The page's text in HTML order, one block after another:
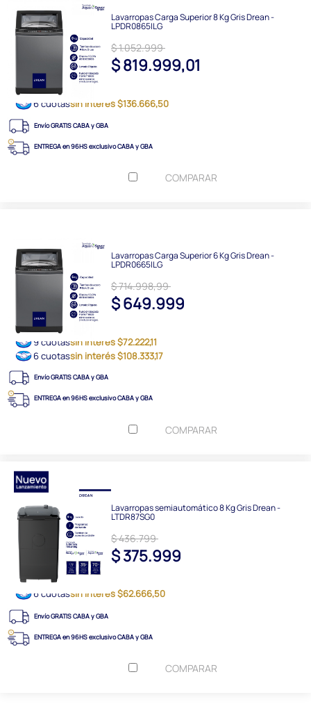
Lavarropas Carga Superior 8 Kg Gris Drean -
LPDR0865ILG
$ 1.052.999
$ 819.999,01
6 cuotassin interés $136.666,50
Envío GRATIS CABA y GBA
ENTREGA en 96HS exclusivo CABA y GBA
COMPARAR
Lavarropas Carga Superior 6 Kg Gris Drean -
LPDR0665ILG
$ 714.998,99
$ 649.999
9 cuotassin interés $72.222,11
6 cuotassin interés $108.333,17
Envío GRATIS CABA y GBA
ENTREGA en 96HS exclusivo CABA y GBA
COMPARAR
Lavarropas semiautomático 8 Kg Gris Drean -
LTDR87SG0
$ 436.799
$ 375.999
6 cuotassin interés $62.666,50
Envío GRATIS CABA y GBA
ENTREGA en 96HS exclusivo CABA y GBA
COMPARAR